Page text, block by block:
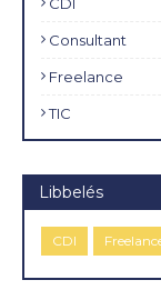
Consultant
Freelance
TIC
Libbelés
CDI